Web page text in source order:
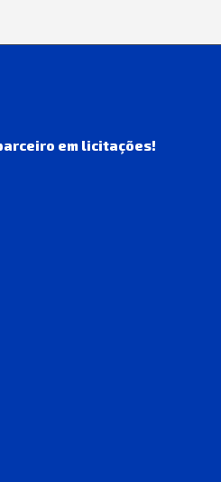
em licitações!